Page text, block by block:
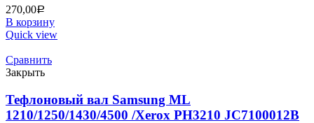
270,00Р
В корзину
Quick view
Сравнить
Закрыть
Тефлоновый вал Samsung ML
1210/1250/1430/4500 /Xerox PH3210 JC7100012B